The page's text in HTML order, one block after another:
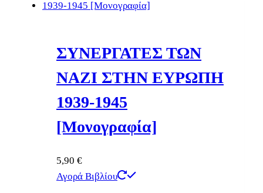
ΣΥΝΕΡΓΑΤΕΣ ΤΩΝ
ΝΑΖΙ ΣΤΗΝ ΕΥΡΩΠΗ
1939-1945
[Μονογραφία]
5,90 €
Αγορά Βιβλίου